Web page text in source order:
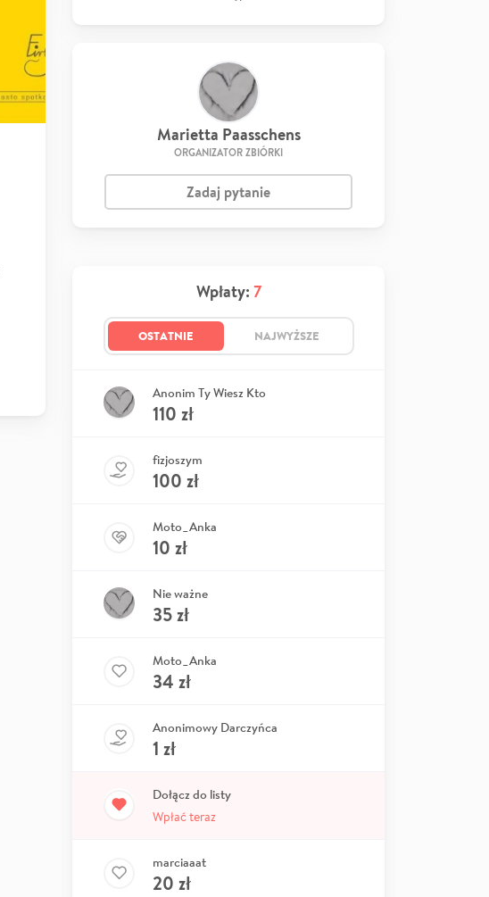
Marietta Paasschens
ORGANIZATOR ZBIÓRKI
Zadaj pytanie
Wpłaty: 7
OSTATNIE NAJWYŻSZE
Anonim Ty Wiesz Kto
110 zł
fizjoszym
100 zł
Moto_Anka
10 zł
Nie ważne
35zł
Moto_Anka
34 zł
Anonimowy Darczyńca
1 zł
Dołącz do listy
Wpłać teraz
marciaaat
20 zł